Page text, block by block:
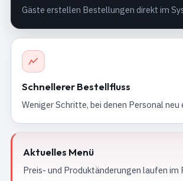
Gäste erstellen Bestellungen direkt im
Schnellerer Bestellfluss
Weniger Schritte, bei denen Personal neu
Aktuelles Menü
Preis- und Produktänderungen laufen im